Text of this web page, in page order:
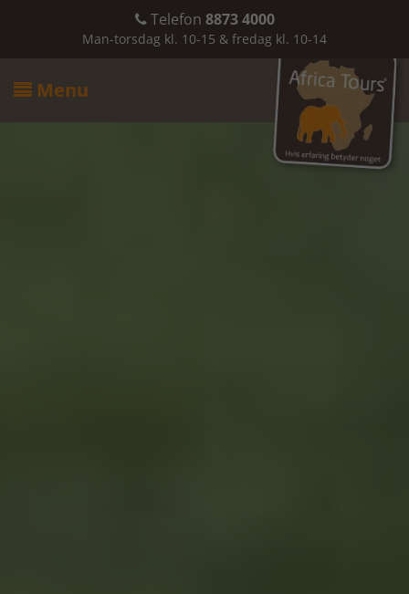
Telefon 8873 4000
Man-torsdag kl. 10-15 & fredag kl. 10-14
 Menu